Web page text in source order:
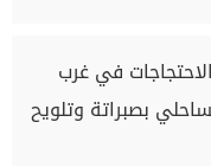
في غرب
بصبراتة وتلويح